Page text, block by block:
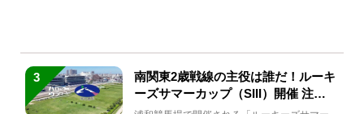
3
南関東2歳戦線の主役は誰だ！ルーキ
ーズサマーカップ（SIII）開催 注目
馬と見どころをチェック